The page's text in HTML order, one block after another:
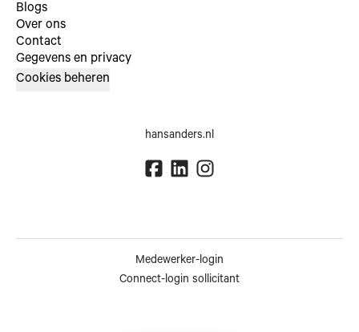
Blogs
Over ons
Contact
Gegevens en privacy
Cookies beheren
hansanders.nl
Medewerker-login
Connect-login sollicitant